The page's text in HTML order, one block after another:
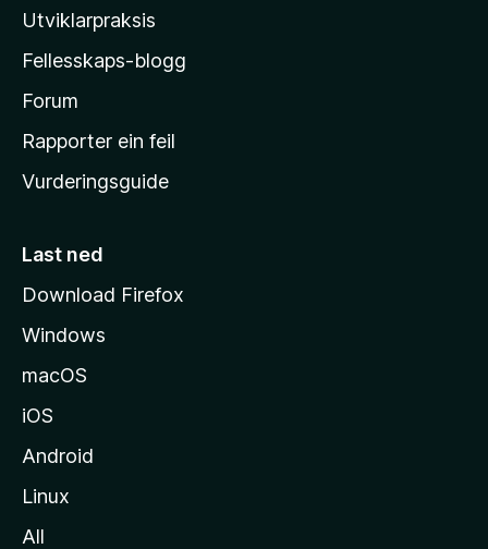
l
-
h
e
m
s
d
a
Utviklarpraksis
Fellesskaps-blogg
Forum
Rapporter ein feil
Vurderingsguide
Last ned
Download Firefox
Windows
macOS
iOS
Android
Linux
All